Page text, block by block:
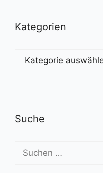
Kategorien
Kategorien
Suche
Suchen
nach: